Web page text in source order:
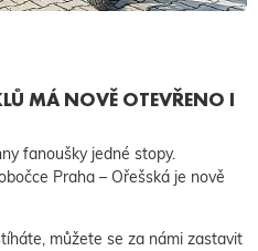
MÁ NOVĚ OTEVŘENO I
fanoušky jedné stopy.
Praha – Ořešská je nově
můžete se za námi zastavit